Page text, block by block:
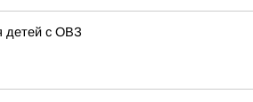
детей с ОВЗ